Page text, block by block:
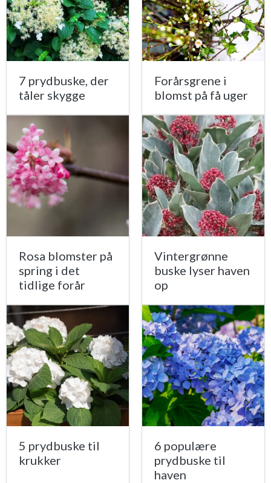
7 prydbuske, der
tåler skygge
Forårsgrene i
blomst på få uger
Rosa blomster på
spring i det
tidlige forår
Vintergrønne
buske lyser haven
op
5 prydbuske til
krukker
6 populære
prydbuske til
haven